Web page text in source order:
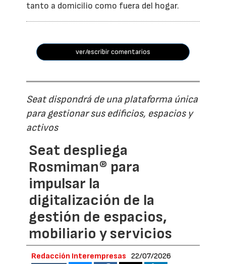
tanto a domicilio como fuera del hogar.
ver/escribir comentarios
Seat dispondrá de una plataforma única
para gestionar sus edificios, espacios y
activos
Seat despliega
Rosmiman® para
impulsar la
digitalización de la
gestión de espacios,
mobiliario y servicios
Redacción Interempresas 22/07/2026